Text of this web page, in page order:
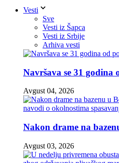
Vesti
Sve
Vesti iz Šapca
Vesti iz Srbije
Arhiva vesti
Navršava se 31 godina
Avgust 04, 2026
Nakon drame na
Avgust 03, 2026